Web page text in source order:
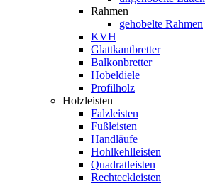
Rahmen
gehobelte Rahmen
KVH
Glattkantbretter
Balkonbretter
Hobeldiele
Profilholz
Holzleisten
Falzleisten
Fußleisten
Handläufe
Hohlkehlleisten
Quadratleisten
Rechteckleisten